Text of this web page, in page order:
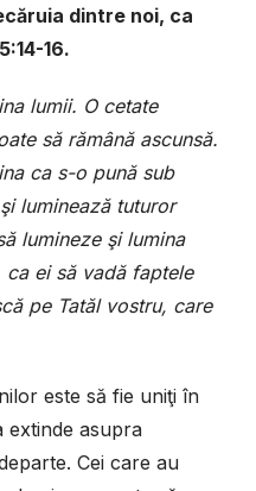
dintre noi, ca
16.
lumii. O cetate
să rămână ascunsă.
ca s-o pună sub
luminează tuturor
lumineze şi lumina
ca ei să vadă faptele
pe Tatăl vostru, care
este să fie uniţi în
extinde asupra
Cei care au